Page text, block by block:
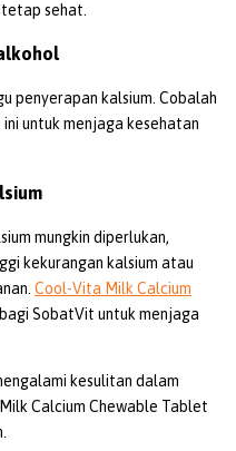
sehat.
penyerapan kalsium. Cobalah
untuk menjaga kesehatan
mungkin diperlukan,
kekurangan kalsium atau
Cool-Vita Milk Calcium
SobatVit untuk menjaga
kesulitan dalam
Calcium Chewable Tablet